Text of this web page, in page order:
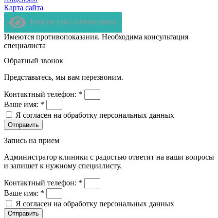
Карта сайта
Версия для слабовидящих
Имеются противопоказания. Необходима консультация
специалиста
Обратный звонок
Представьтесь, мы вам перезвоним.
Контактный телефон: *
Ваше имя: *
Я согласен на обработку персональных данных
Отправить
Запись на прием
Администратор клиники с радостью ответит на ваши вопросы
и запишет к нужному специалисту.
Контактный телефон: *
Ваше имя: *
Я согласен на обработку персональных данных
Отправить